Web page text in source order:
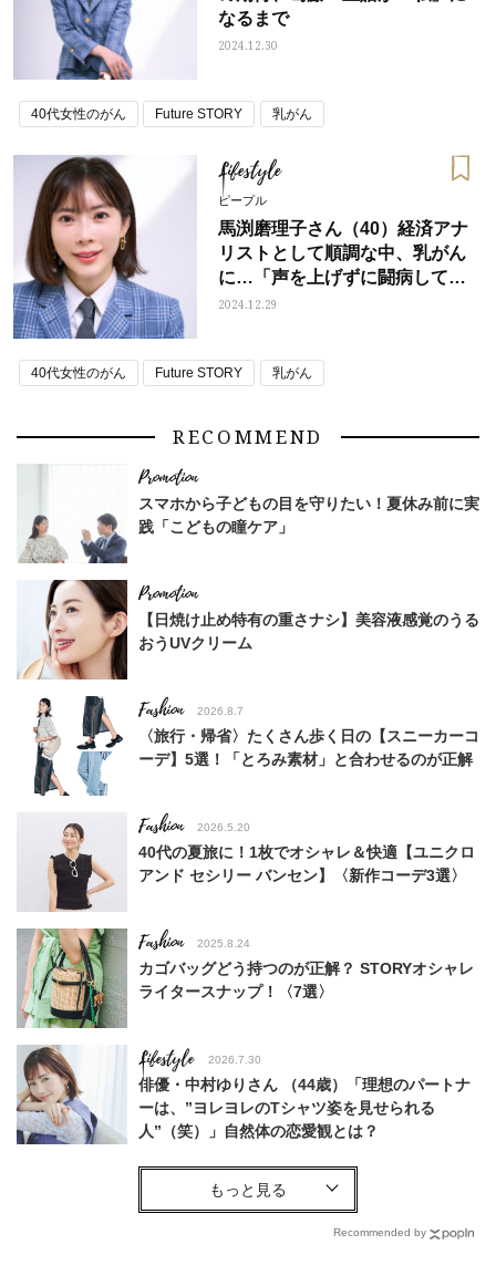
なるまで
2024.12.30
40代女性のがん Future STORY 乳がん
Lifestyle
ピープル
馬渕磨理子さん（40）経済アナ
リストとして順調な中、乳がん
に…「声を上げずに闘病してい
る方がいかに多いか知りまし
2024.12.29
40代女性のがん Future STORY 乳がん
RECOMMEND
スマホから子どもの目を守りたい！夏休み前に実
践「こどもの瞳ケア」
【日焼け止め特有の重さナシ】美容液感覚のうる
おうUVクリーム
Fashion 2026.8.7
〈旅行・帰省〉たくさん歩く日の【スニーカーコ
ーデ】5選！「とろみ素材」と合わせるのが正解
Fashion 2026.5.20
40代の夏旅に！1枚でオシャレ＆快適【ユニクロ
アンド セシリー バンセン】〈新作コーデ3選〉
Fashion 2025.8.24
カゴバッグどう持つのが正解？ STORYオシャレ
ライタースナップ！〈7選〉
Lifestyle 2026.7.30
俳優・中村ゆりさん （44歳）「理想のパートナ
ーは、”ヨレヨレのTシャツ姿を見せられる
人”（笑）」自然体の恋愛観とは？
Lifestyle
【宿泊券プレゼント】美ら海のパノラマビューに
Recommended by